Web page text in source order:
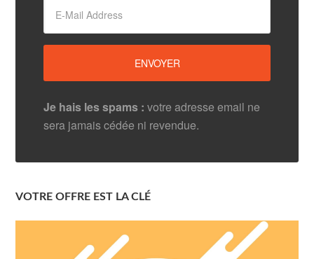
Je hais les spams : votre adresse email ne
sera jamais cédée ni revendue.
VOTRE OFFRE EST LA CLÉ